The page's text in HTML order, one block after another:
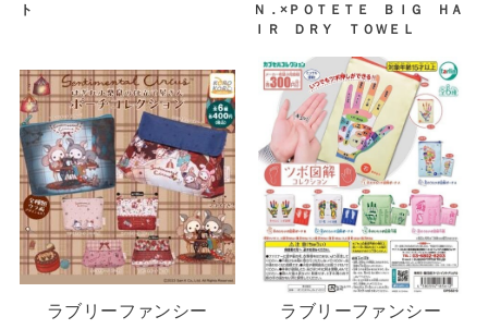
ト
Ｎ．×ＰＯＴＥＴＥ ＢＩＧ ＨＡ
ＩＲ ＤＲＹ ＴＯＷＥＬ
ラブリーファンシー ラブリーファンシー